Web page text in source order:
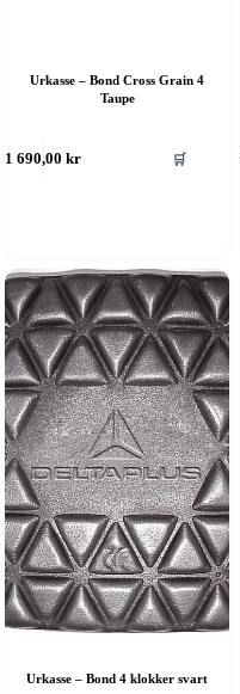
Urkasse – Bond Cross Grain 4
Taupe
1 690,00kr 🛒
Urkasse – Bond 4 klokker svart